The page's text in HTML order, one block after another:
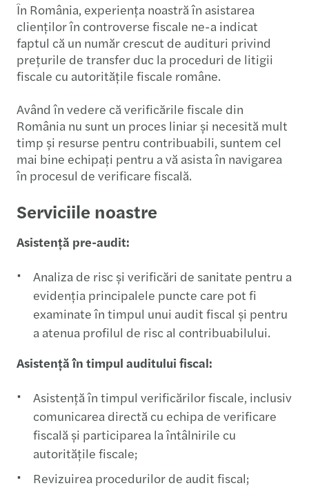
În România, experiența noastră în asistarea
clienților în controverse fiscale ne-a indicat
faptul că un număr crescut de audituri privind
prețurile de transfer duc la proceduri de litigii
fiscale cu autoritățile fiscale române.
Având în vedere că verificările fiscale din
România nu sunt un proces liniar și necesită mult
timp și resurse pentru contribuabili, suntem cel
mai bine echipați pentru a vă asista în navigarea
în procesul de verificare fiscală.
Serviciile noastre
Asistență pre-audit:
Analiza de risc și verificări de sanitate pentru a
evidenția principalele puncte care pot fi
examinate în timpul unui audit fiscal și pentru
a atenua profilul de risc al contribuabilului.
Asistență în timpul auditului fiscal:
Asistență în timpul verificărilor fiscale, inclusiv
comunicarea directă cu echipa de verificare
fiscală și participarea la întâlnirile cu
autoritățile fiscale;
Revizuirea procedurilor de audit fiscal;